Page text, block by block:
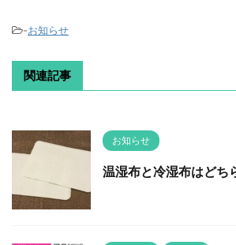
-お知らせ
関連記事
お知らせ
温湿布と冷湿布はどち